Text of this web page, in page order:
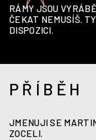
RÁMY JSOU
ČEKAT NEMUSÍŠ.
DISPOZICI.
PŘÍBĚH
JMENUJI SE
ZOCELI.